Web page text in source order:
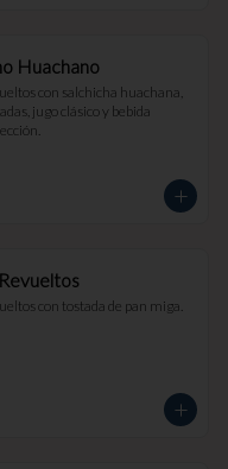
Huachano
con salchicha huachana,
jugo clásico y bebida
con tostada de pan miga.